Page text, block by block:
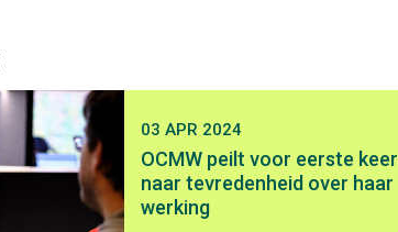
03 APR 2024
OCMW peilt voor eerste keer
naar tevredenheid over haar
werking